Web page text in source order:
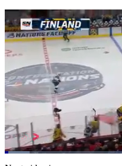
Loaded:
9.73%